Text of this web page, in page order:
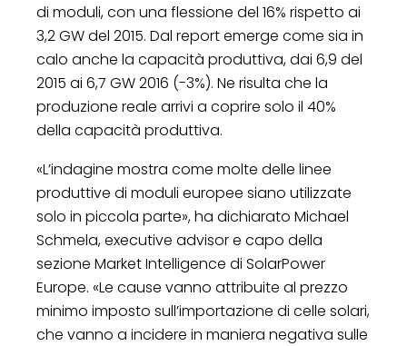
di moduli, con una flessione del 16% rispetto ai
3,2 GW del 2015. Dal report emerge come sia in
calo anche la capacità produttiva, dai 6,9 del
2015 ai 6,7 GW 2016 (-3%). Ne risulta che la
produzione reale arrivi a coprire solo il 40%
della capacità produttiva.
«L’indagine mostra come molte delle linee
produttive di moduli europee siano utilizzate
solo in piccola parte», ha dichiarato Michael
Schmela, executive advisor e capo della
sezione Market Intelligence di SolarPower
Europe. «Le cause vanno attribuite al prezzo
minimo imposto sull’importazione di celle solari,
che vanno a incidere in maniera negativa sulle